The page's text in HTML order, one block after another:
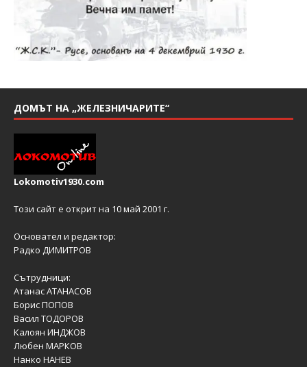
ДОМЪТ НА „ЖЕЛЕЗНИЧАРИТЕ“
Lokomotiv1930.com
Този сайт е открит на 10 май 2001 г.
Основател и редактор:
Радко ДИМИТРОВ
Сътрудници:
Атанас АТАНАСОВ
Борис ПОПОВ
Васил ТОДОРОВ
Калоян ИНДЖОВ
Любен МАРКОВ
Нанко НАНЕВ